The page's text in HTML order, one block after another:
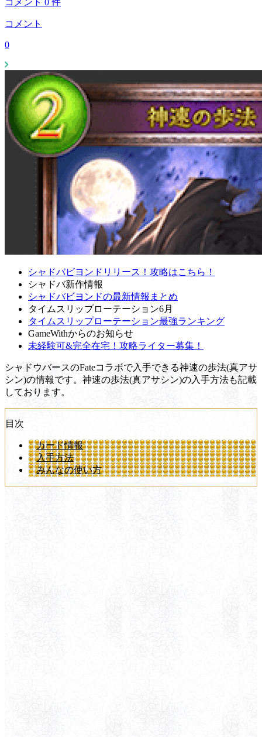
コメント
0
シャドバビヨンドリリース！攻略はこちら！
シャドバ新作情報
シャドバビヨンドの最新情報まとめ
タイムスリップローテーション6月
タイムスリップローテーション最強ランキング
GameWithからのお知らせ
未経験可&完全在宅！攻略ライター募集！
シャドウバースのFateコラボで入手できる神速の歩法(真アサ
シン)の情報です。神速の歩法(真アサシン)の入手方法も記載
しております。
目次
カード情報
入手方法
みんなの使い方